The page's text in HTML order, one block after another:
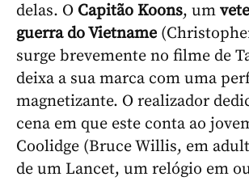
delas. O Capitão Koons, um
guerra do Vietname
surge brevemente no filme de
deixa a sua marca com uma
magnetizante. O realizador
cena em que este conta ao
Coolidge (Bruce Willis, em
de um Lancet, um relógio em